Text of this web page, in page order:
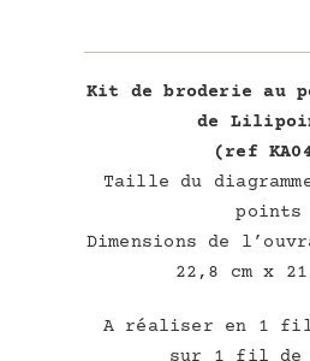
Kit de broderie au
de
(ref
Taille du
points
Dimensions de
22,8 cm x
A réaliser en 1 fil
sur 1 fil de